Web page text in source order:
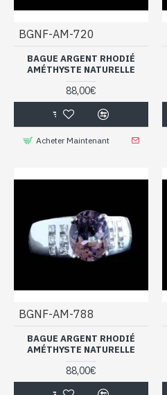
BGNF-AM-720
BAGUE ARGENT RHODIÉ
AMÉTHYSTE NATURELLE
88,00€
Acheter Maintenant
BGNF-AM-788
BAGUE ARGENT RHODIÉ
AMÉTHYSTE NATURELLE
88,00€